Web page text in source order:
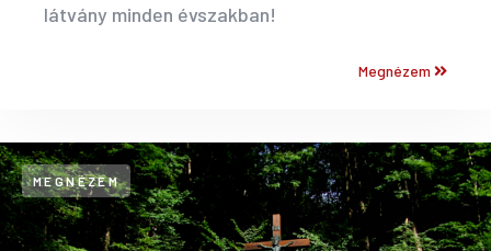
látvány minden évszakban!
Megnézem
MEGNÉZEM